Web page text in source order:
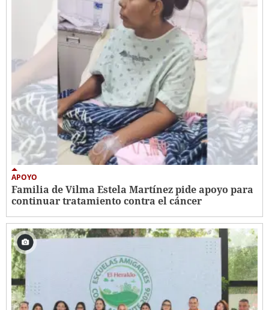
APOYO
Familia de Vilma Estela Martínez pide apoyo para
continuar tratamiento contra el cáncer